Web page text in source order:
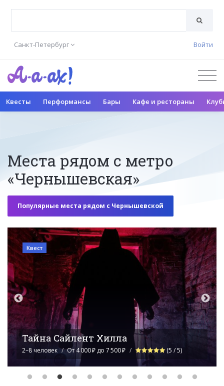
Санкт-Петербург Войти
Квесты Перформансы Бары Кафе и рестораны
Места рядом с метро
«Чернышевская»
Популярные места рядом с Чернышевской
Квест-анимация
Монстры на каникулах
2–12 человек От 5 000 ₽ до 8 500 ₽